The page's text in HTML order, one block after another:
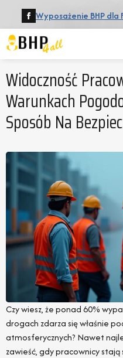
Wyposażenie BHP dla
Widoczność
Warunkach
Sposób Na
Czy wiesz, że ponad 60%
drogach zdarza się właśnie
atmosferycznych? Nawet
zawieść, gdy pracownicy